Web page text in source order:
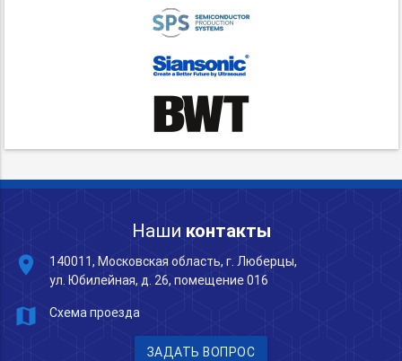
Наши контакты
place
140011, Московская область, г. Люберцы,
ул. Юбилейная, д. 26, помещение 016
map Схема проезда
ЗАДАТЬ ВОПРОС